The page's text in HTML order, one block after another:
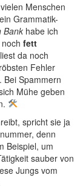
vielen Menschen
Grammatik-
Bank habe ich
fett
da noch
Fehler
Bei Spammern
Mühe geben
spricht sie ja
denn
Beispiel, um
sauber von
Jungs vom